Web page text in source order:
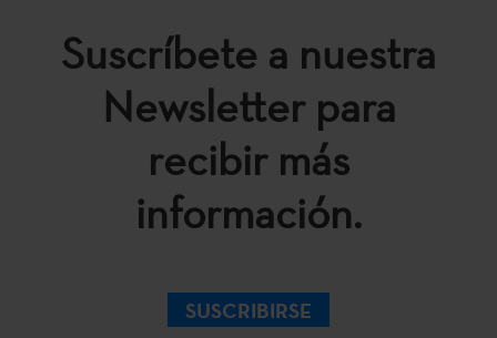
Suscríbete a nuestra
Newsletter para
recibir más
información.
SUSCRIBIRSE